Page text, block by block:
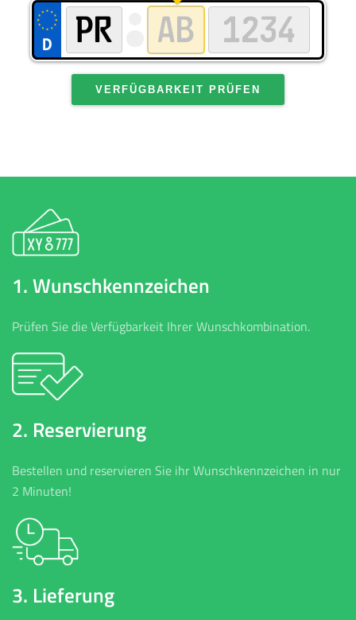
VERFÜGBARKEIT PRÜFEN
1. Wunschkennzeichen
Prüfen Sie die Verfügbarkeit Ihrer Wunschkombination.
2. Reservierung
Bestellen und reservieren Sie ihr Wunschkennzeichen in nur
2 Minuten!
3. Lieferung